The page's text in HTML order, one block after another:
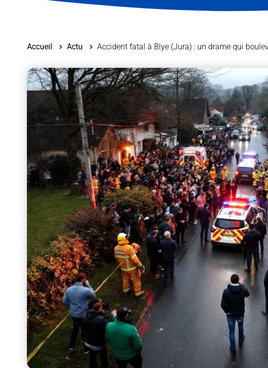
Accueil Actu Accident fatal à Blye (Jura) : un drame qui